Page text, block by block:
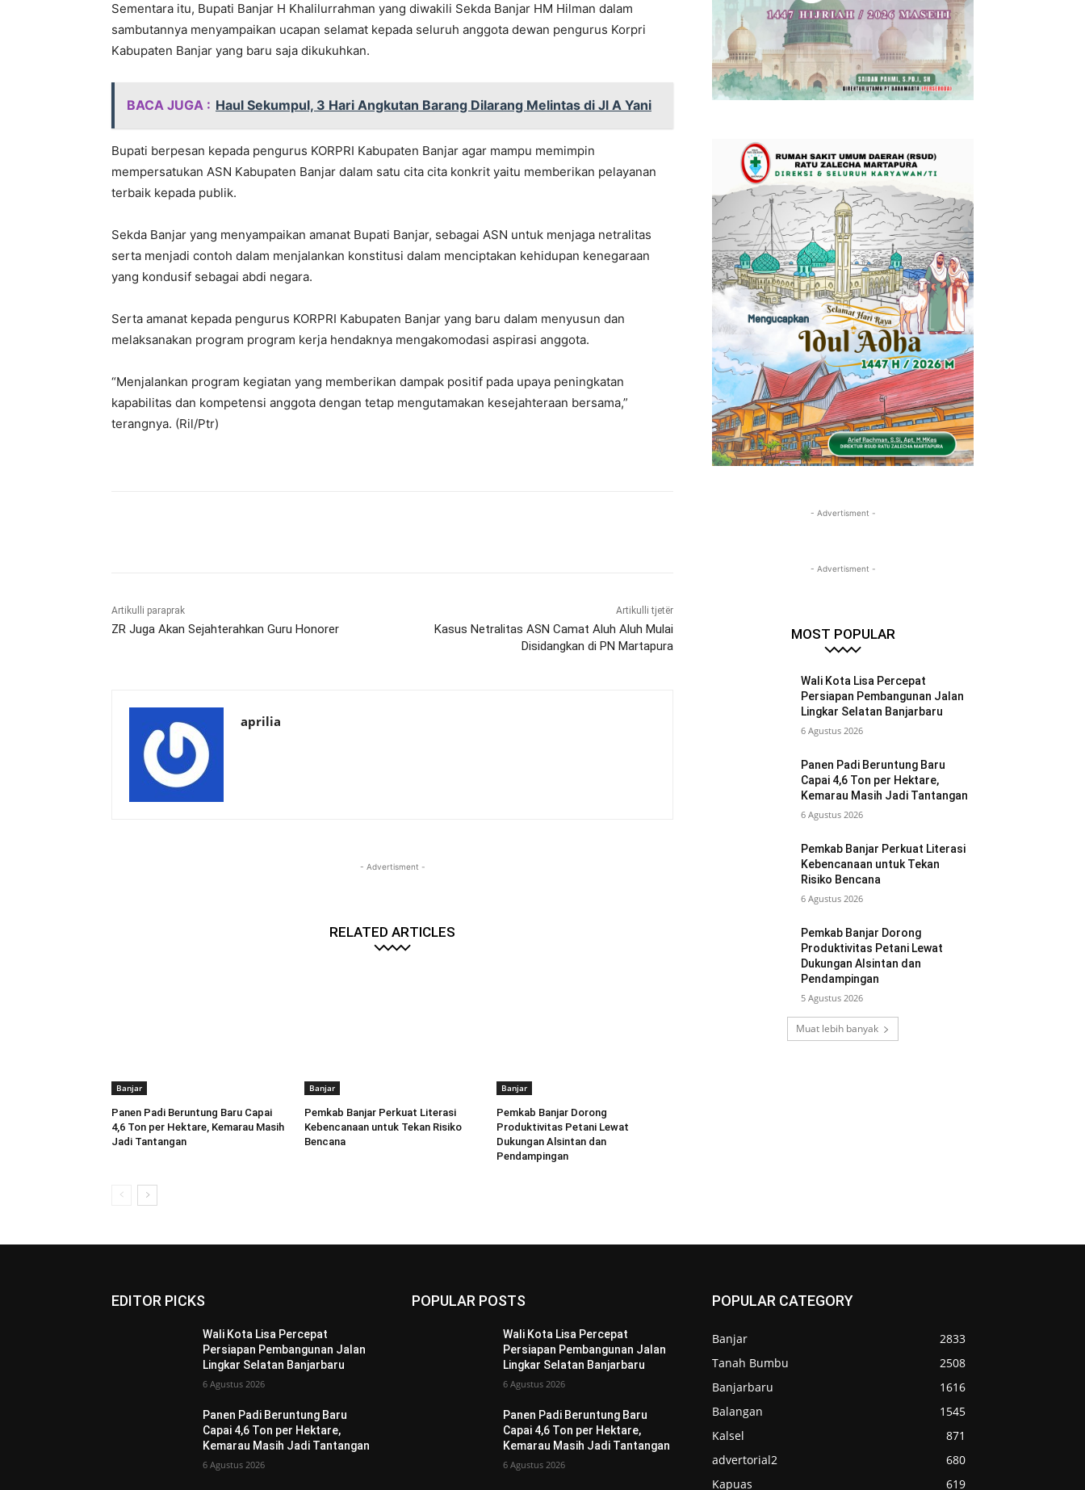
Sementara itu, Bupati Banjar H Khalilurrahman yang diwakili Sekda Banjar HM Hilman dalam
sambutannya menyampaikan ucapan selamat kepada seluruh anggota dewan pengurus Korpri
Kabupaten Banjar yang baru saja dikukuhkan.
BACA JUGA : Haul Sekumpul, 3 Hari Angkutan Barang Dilarang Melintas di Jl A Yani
Bupati berpesan kepada pengurus KORPRI Kabupaten Banjar agar mampu memimpin
mempersatukan ASN Kabupaten Banjar dalam satu cita cita konkrit yaitu memberikan pelayanan
terbaik kepada publik.
Sekda Banjar yang menyampaikan amanat Bupati Banjar, sebagai ASN untuk menjaga netralitas
serta menjadi contoh dalam menjalankan konstitusi dalam menciptakan kehidupan kenegaraan
yang kondusif sebagai abdi negara.
Serta amanat kepada pengurus KORPRI Kabupaten Banjar yang baru dalam menyusun dan
melaksanakan program program kerja hendaknya mengakomodasi aspirasi anggota.
“Menjalankan program kegiatan yang memberikan dampak positif pada upaya peningkatan
kapabilitas dan kompetensi anggota dengan tetap mengutamakan kesejahteraan bersama,”
terangnya. (Ril/Ptr)
Artikulli paraprak
ZR Juga Akan Sejahterahkan Guru Honorer
Artikulli tjetër
Kasus Netralitas ASN Camat Aluh Aluh Mulai
Disidangkan di PN Martapura
aprilia
- Advertisment -
RELATED ARTICLES
Banjar
Panen Padi Beruntung Baru Capai
4,6 Ton per Hektare, Kemarau Masih
Jadi Tantangan
Banjar
Pemkab Banjar Perkuat Literasi
Kebencanaan untuk Tekan Risiko
Bencana
Banjar
Pemkab Banjar Dorong
Produktivitas Petani Lewat
Dukungan Alsintan dan
Pendampingan
- Advertisment -
- Advertisment -
MOST POPULAR
Wali Kota Lisa Percepat
Persiapan Pembangunan Jalan
Lingkar Selatan Banjarbaru
6 Agustus 2026
Panen Padi Beruntung Baru
Capai 4,6 Ton per Hektare,
Kemarau Masih Jadi Tantangan
6 Agustus 2026
Pemkab Banjar Perkuat Literasi
Kebencanaan untuk Tekan
Risiko Bencana
6 Agustus 2026
Pemkab Banjar Dorong
Produktivitas Petani Lewat
Dukungan Alsintan dan
Pendampingan
5 Agustus 2026
Muat lebih banyak
EDITOR PICKS
Wali Kota Lisa Percepat
Persiapan Pembangunan Jalan
Lingkar Selatan Banjarbaru
6 Agustus 2026
Panen Padi Beruntung Baru
Capai 4,6 Ton per Hektare,
Kemarau Masih Jadi Tantangan
6 Agustus 2026
POPULAR POSTS
Wali Kota Lisa Percepat
Persiapan Pembangunan Jalan
Lingkar Selatan Banjarbaru
6 Agustus 2026
Panen Padi Beruntung Baru
Capai 4,6 Ton per Hektare,
Kemarau Masih Jadi Tantangan
6 Agustus 2026
POPULAR CATEGORY
Banjar
2833
Tanah Bumbu
2508
Banjarbaru
1616
Balangan
1545
Kalsel
871
advertorial2
680
Kapuas
619